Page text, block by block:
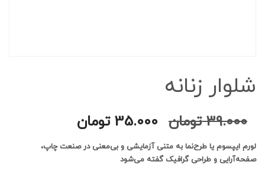
شلوار زنانه
39.000 تومان قیمت
39.000 تومان
بود.
35.000 تومان
لورم ایپسوم یا طرح‌نما به متنی آزمایشی و بی‌معنی در صنعت چاپ،
صفحه‌آرایی و طراحی گرافیک گفته می‌شود